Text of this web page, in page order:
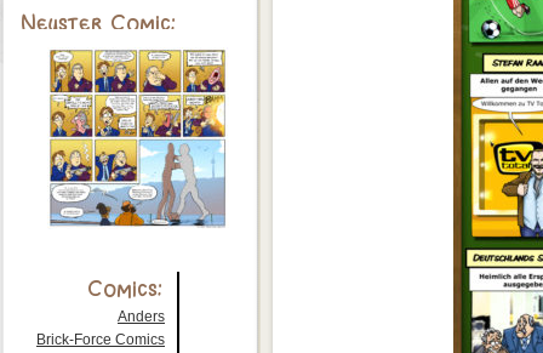
Anders
Brick-Force Comics